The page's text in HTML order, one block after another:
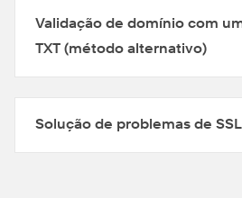
Validação de domínio com
TXT (método alternativo)
Solução de problemas de SSL